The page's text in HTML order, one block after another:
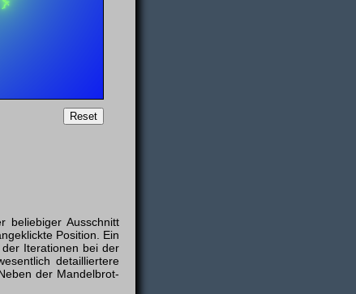
Reset
beliebiger Ausschnitt
Position. Ein
der Iterationen bei der
detailliertere
der Mandelbrot-